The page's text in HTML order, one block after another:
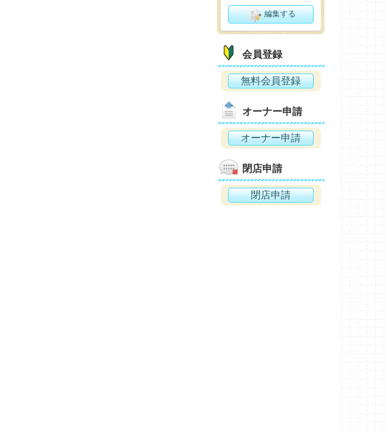
編集する
会員登録
無料会員登録
オーナー申請
オーナー申請
閉店申請
閉店申請